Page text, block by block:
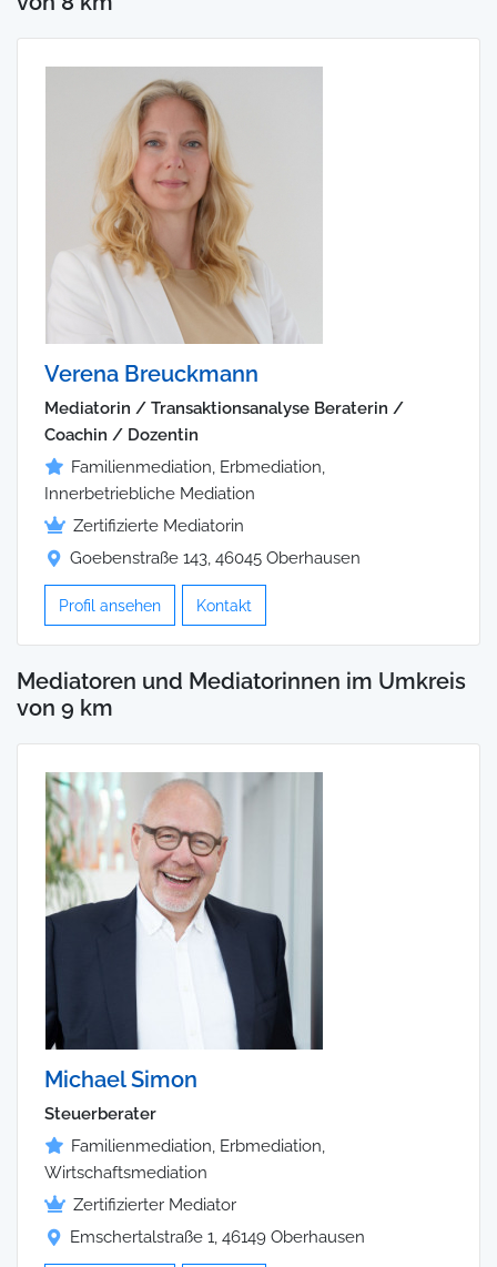
Verena Breuckmann
Mediatorin / Transaktionsanalyse Beraterin /
Coachin / Dozentin
Familienmediation, Erbmediation,
Innerbetriebliche Mediation
Zertifizierte Mediatorin
Goebenstraße 143, 46045 Oberhausen
Profil ansehen Kontakt
Mediatoren und Mediatorinnen im Umkreis
von 9 km
Michael Simon
Steuerberater
Familienmediation, Erbmediation,
Wirtschaftsmediation
Zertifizierter Mediator
Emschertalstraße 1, 46149 Oberhausen